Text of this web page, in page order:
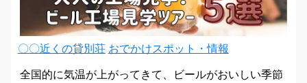
〇〇近くの貸別荘 おでかけスポット・情報
全国的に気温が上がってきて、ビールがおいしい季節